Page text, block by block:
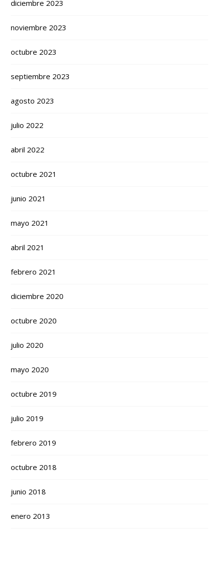
diciembre 2023
noviembre 2023
octubre 2023
septiembre 2023
agosto 2023
julio 2022
abril 2022
octubre 2021
junio 2021
mayo 2021
abril 2021
febrero 2021
diciembre 2020
octubre 2020
julio 2020
mayo 2020
octubre 2019
julio 2019
febrero 2019
octubre 2018
junio 2018
enero 2013